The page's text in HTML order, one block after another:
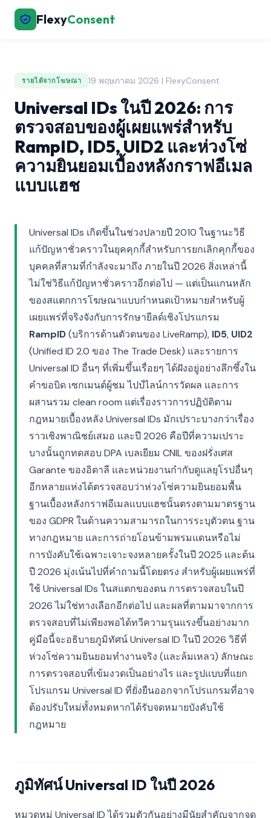
FlexyConsent
รายได้จากโฆษณา 19 พฤษภาคม 2026 | FlexyConsent
Universal IDs ในปี 2026: การ
ตรวจสอบของผู้เผยแพร่สำหรับ
RampID, ID5, UID2 และห่วงโซ่
ความยินยอมเบื้องหลังกราฟอีเมล
แบบแฮช
Universal IDs เกิดขึ้นในช่วงปลายปี 2010 ในฐานะวิธี
แก้ปัญหาชั่วคราวในยุคคุกกี้สำหรับการยกเลิกคุกกี้ของ
บุคคลที่สามที่กำลังจะมาถึง ภายในปี 2026 สิ่งเหล่านี้
ไม่ใช่วิธีแก้ปัญหาชั่วคราวอีกต่อไป — แต่เป็นแกนหลัก
ของสแตกการโฆษณาแบบกำหนดเป้าหมายสำหรับผู้
เผยแพร่ที่จริงจังกับการรักษายีลด์เชิงโปรแกรม
RampID(บริการด้านตัวตนของ LiveRamp), ID5, UID2
(Unified ID 2.0 ของ The Trade Desk) และรายการ
Universal ID อื่นๆ ที่เพิ่มขึ้นเรื่อยๆ ได้ฝังอยู่อย่างลึกซึ้งใน
คำขอบิด เซกเมนต์ผู้ชม ไปป์ไลน์การวัดผล และการ
ผสานรวม clean room แต่เรื่องราวการปฏิบัติตาม
กฎหมายเบื้องหลัง Universal IDs มักเปราะบางกว่าเรื่อง
ราวเชิงพาณิชย์เสมอ และปี 2026 คือปีที่ความเปราะ
บางนั้นถูกทดสอบ DPA เบลเยียม CNIL ของฝรั่งเศส
Garante ของอิตาลี และหน่วยงานกำกับดูแลยุโรปอื่นๆ
อีกหลายแห่งได้ตรวจสอบว่าห่วงโซ่ความยินยอมพื้น
ฐานเบื้องหลังกราฟอีเมลแบบแฮชนั้นตรงตามมาตรฐาน
ของ GDPR ในด้านความสามารถในการระบุตัวตน ฐาน
ทางกฎหมาย และการถ่ายโอนข้ามพรมแดนหรือไม่
การบังคับใช้เฉพาะเจาะจงหลายครั้งในปี 2025 และต้น
ปี 2026 มุ่งเน้นไปที่คำถามนี้โดยตรง สำหรับผู้เผยแพร่ที่
ใช้ Universal IDs ในสแตกของตน การตรวจสอบในปี
2026 ไม่ใช่ทางเลือกอีกต่อไป และผลที่ตามมาจากการ
ตรวจสอบที่ไม่เพียงพอได้ทวีความรุนแรงขึ้นอย่างมาก
คู่มือนี้จะอธิบายภูมิทัศน์ Universal ID ในปี 2026 วิธีที่
ห่วงโซ่ความยินยอมทำงานจริง (และล้มเหลว) ลักษณะ
การตรวจสอบที่เข้มงวดเป็นอย่างไร และรูปแบบที่แยก
โปรแกรม Universal ID ที่ยั่งยืนออกจากโปรแกรมที่อาจ
ต้องปรับใหม่ทั้งหมดหากได้รับจดหมายบังคับใช้
กฎหมาย
ภูมิทัศน์ Universal ID ในปี 2026
หมวดหมู่ Universal ID ได้รวมตัวกันอย่างมีนัยสำคัญจากจุด